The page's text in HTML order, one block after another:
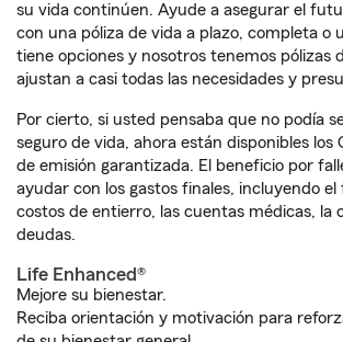
su vida continúen. Ayude a asegurar el
con una póliza de vida a plazo, completa o
tiene opciones y nosotros tenemos pólizas
ajustan a casi todas las necesidades y
Por cierto, si usted pensaba que no podía
seguro de vida, ahora están disponibles los
de emisión garantizada. El beneficio por
ayudar con los gastos finales, incluyendo el
costos de entierro, las cuentas médicas, la
deudas.
Life Enhanced®
Mejore su bienestar.
Reciba orientación y motivación para